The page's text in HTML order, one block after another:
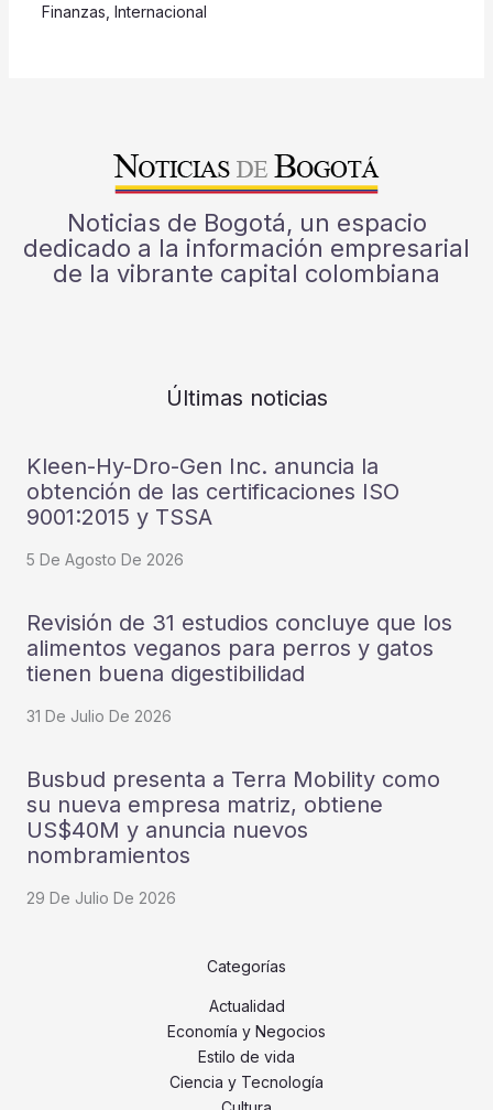
Finanzas Internacional
Noticias de Bogotá, un espacio
dedicado a la información empresarial
de la vibrante capital colombiana
Últimas noticias
Kleen-Hy-Dro-Gen Inc. anuncia la
obtención de las certificaciones ISO
9001:2015 y TSSA
5 De Agosto De 2026
Revisión de 31 estudios concluye que los
alimentos veganos para perros y gatos
tienen buena digestibilidad
31 De Julio De 2026
Busbud presenta a Terra Mobility como
su nueva empresa matriz, obtiene
US$40M y anuncia nuevos
nombramientos
29 De Julio De 2026
Categorías
Actualidad
Economía y Negocios
Estilo de vida
Ciencia y Tecnología